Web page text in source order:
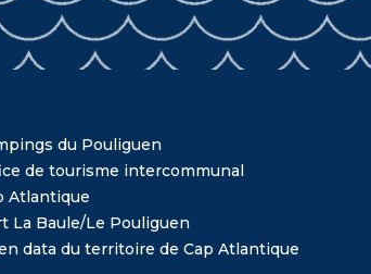
du Pouliguen
de tourisme intercommunal
Atlantique
La Baule/Le Pouliguen
data du territoire de Cap Atlantique